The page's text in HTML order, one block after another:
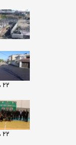
۲۲ دی ۰۴
۲۲ دی ۰۴